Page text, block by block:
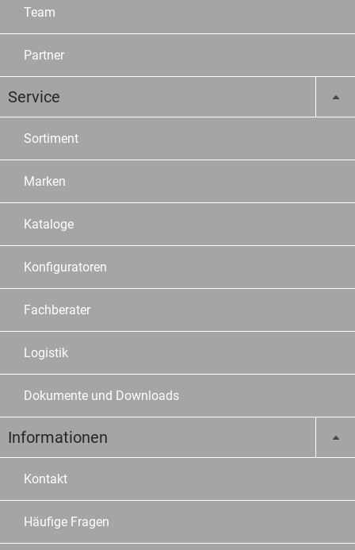
Team
Partner
Service
Sortiment
Marken
Kataloge
Konfiguratoren
Fachberater
Logistik
Dokumente und Downloads
Informationen
Kontakt
Häufige Fragen